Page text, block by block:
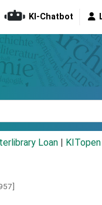
KI-Chatbot
Loan